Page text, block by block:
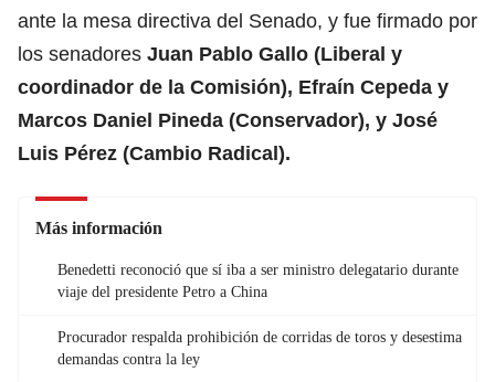
ante la mesa directiva del Senado, y fue firmado por
los senadores Juan Pablo Gallo (Liberal y
coordinador de la Comisión), Efraín Cepeda y
Marcos Daniel Pineda (Conservador), y José
Luis Pérez (Cambio Radical).
Más información
Benedetti reconoció que sí iba a ser ministro delegatario durante
viaje del presidente Petro a China
Procurador respalda prohibición de corridas de toros y desestima
demandas contra la ley